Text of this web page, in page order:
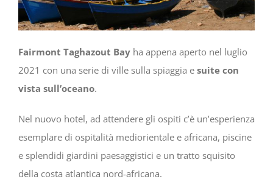
Fairmont Taghazout Bay ha appena aperto nel luglio
2021 con una serie di ville sulla spiaggia e suite con
vista sull’oceano.
Nel nuovo hotel, ad attendere gli ospiti c’è un’esperienza
esemplare di ospitalità mediorientale e africana, piscine
e splendidi giardini paesaggistici e un tratto squisito
della costa atlantica nord-africana.